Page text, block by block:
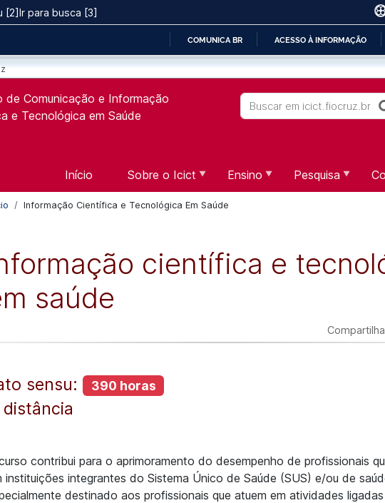
PARA
CONTEÚDO
COMUNICA BR ACESSO À INFORMAÇÃO
[2]Ir para busca [3]
de Comunicação e Informação
e Tecnológica em Saúde
Buscar
Início Sobre o Icict Ensino Pesquisa
Informação Científica e Tecnológica Em Saúde
científica e
saúde
sensu: 390 horas
contribui para o aprimoramento do desempenho de profissionais
instituições integrantes do Sistema Único de Saúde (SUS) e/ou de
destinado aos profissionais que atuem em atividades